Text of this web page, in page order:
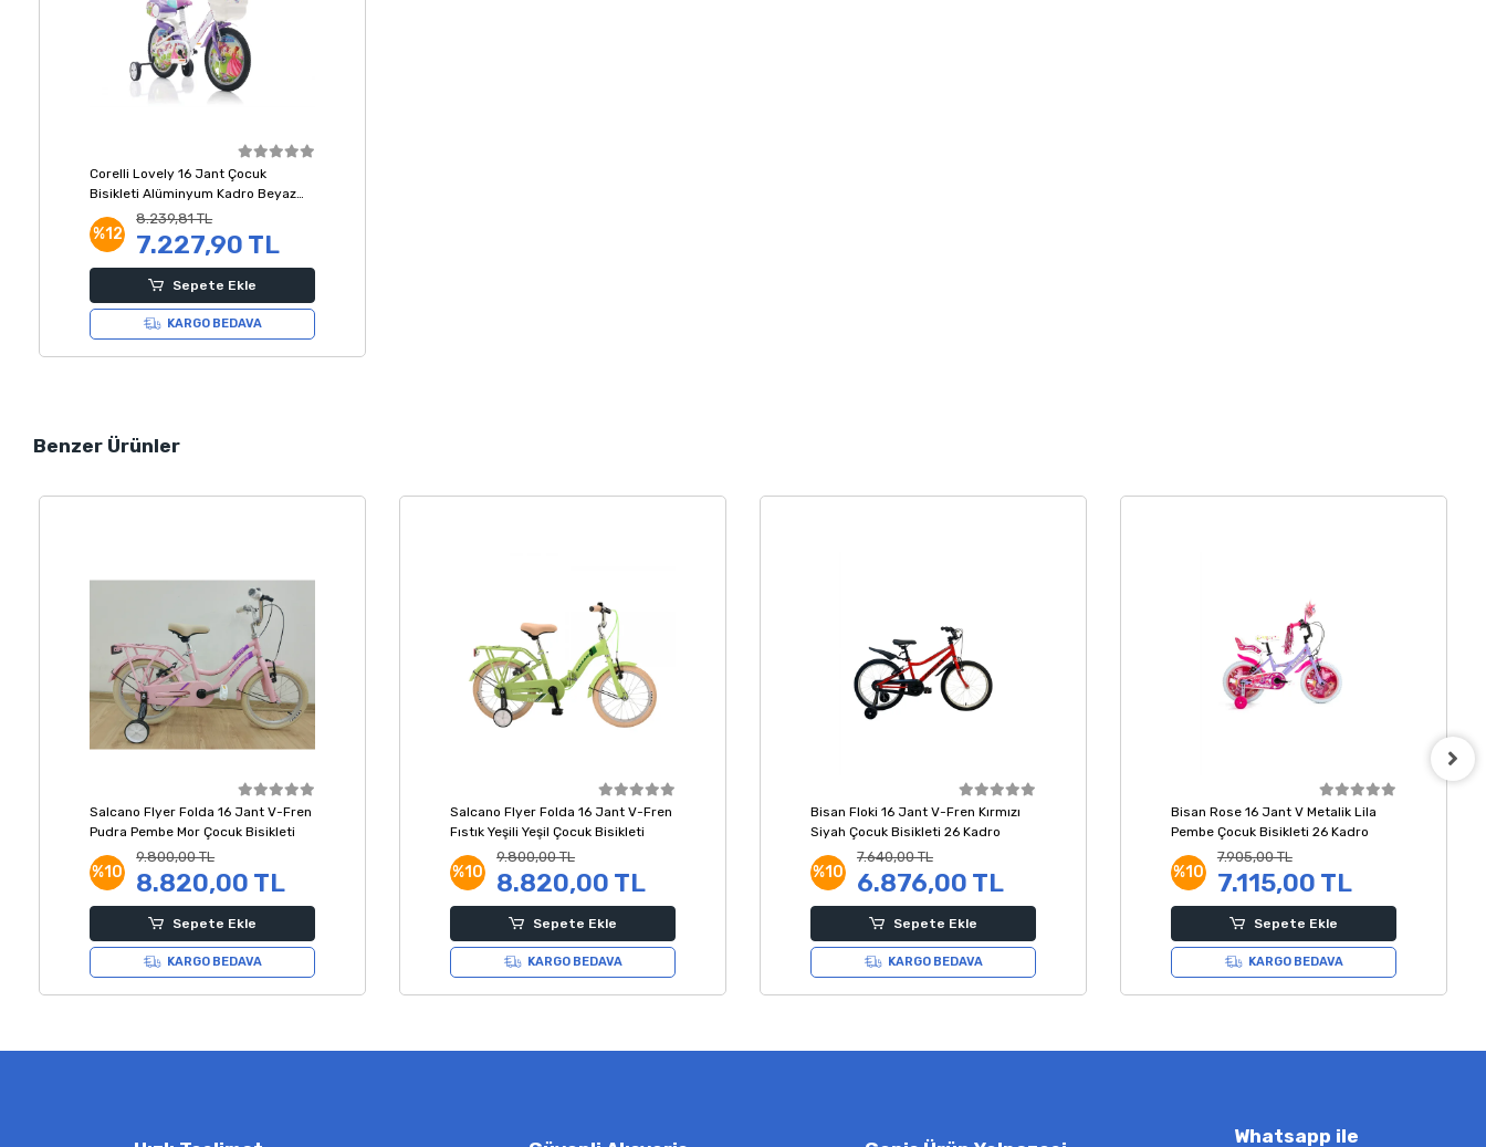
Corelli Lovely 16 Jant Çocuk
Bisikleti Alüminyum Kadro Beyaz
Mor
%12
8.239,81 TL
7.227,90 TL
Sepete Ekle
KARGO BEDAVA
Benzer Ürünler
Salcano Flyer Folda 16 Jant V-Fren
Pudra Pembe Mor Çocuk Bisikleti
%10
9.800,00 TL
8.820,00 TL
Sepete Ekle
KARGO BEDAVA
Salcano Flyer Folda 16 Jant V-Fren
Fıstık Yeşili Yeşil Çocuk Bisikleti
%10
9.800,00 TL
8.820,00 TL
Sepete Ekle
KARGO BEDAVA
Bisan Floki 16 Jant V-Fren Kırmızı
Siyah Çocuk Bisikleti 26 Kadro
%10
7.640,00 TL
6.876,00 TL
Sepete Ekle
KARGO BEDAVA
Bisan Rose 16 Jant V Metalik Lila
Pembe Çocuk Bisikleti 26 Kadro
%10
7.905,00 TL
7.115,00 TL
Sepete Ekle
KARGO BEDAVA
Whatsapp ile